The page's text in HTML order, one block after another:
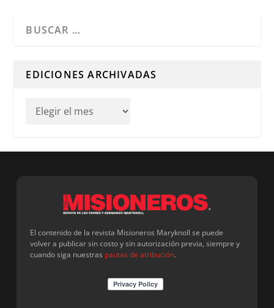
EDICIONES ARCHIVADAS
El contenido de la revista Misioneros Maryknoll se puede
volver a publicar sin costo y sin autorización previa, siempre y
cuando siga nuestras pautas de atribución.